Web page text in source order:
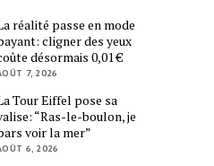
réalité passe en mode
cligner des yeux
désormais 0,01 €
7, 2026
Tour Eiffel pose sa
“Ras-le-boulon, je
voir la mer”
6, 2026